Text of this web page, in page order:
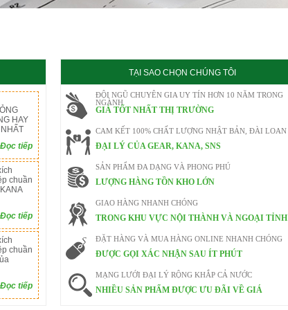
HAY
Đọc tiếp
chuần
Đọc tiếp
chuần
Đọc tiếp
TẠI SAO CHỌN CHÚNG TÔI
ĐỘI NGŨ CHUYÊN GIA UY TÍN HƠN 10 NĂM TRONG
NGÀNH
GIÁ TỐT NHẤT THỊ TRƯỜNG
CAM KẾT 100% CHẤT LƯỢNG NHẬT BẢN, ĐÀI LOAN
ĐẠI LÝ CỦA GEAR, KANA, SNS
SẢN PHẨM ĐA DẠNG VÀ PHONG PHÚ
LƯỢNG HÀNG TỒN KHO LỚN
GIAO HÀNG NHANH CHÓNG
TRONG KHU VỰC NỘI THÀNH VÀ NGOẠI TỈNH
ĐẶT HÀNG VÀ MUA HÀNG ONLINE NHANH CHÓNG
ĐƯỢC GỌI XÁC NHẬN SAU ÍT PHÚT
MẠNG LƯỚI ĐẠI LÝ RỘNG KHẮP CẢ NƯỚC
NHIỀU SẢN PHẨM ĐƯỢC ƯU ĐÃI VỀ GIÁ